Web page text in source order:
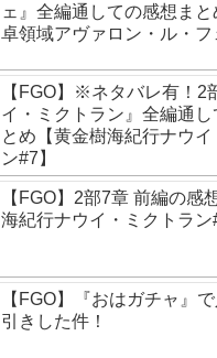
ェ』全編通しての感想まと
卓領域アヴァロン・ル・フ
【FGO】※ネタバレ有！2
イ・ミクトラン』全編通し
とめ【黄金樹海紀行ナウイ
ン#7】
【FGO】2部7章 前編の感
海紀行ナウイ・ミクトラン
【FGO】『おはガチャ』
引きした件！